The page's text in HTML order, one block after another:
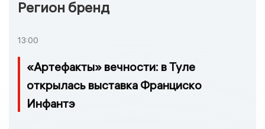
Регион бренд
13:00
«Артефакты» вечности: в Туле
открылась выставка Франциско
Инфантэ